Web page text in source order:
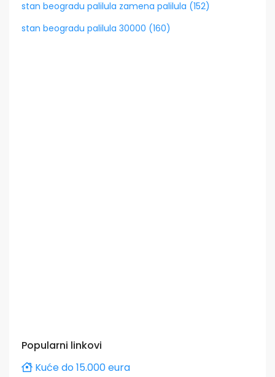
stan beogradu palilula zamena palilula (152)
stan beogradu palilula 30000 (160)
Popularni linkovi
Kuće do 15.000 eura